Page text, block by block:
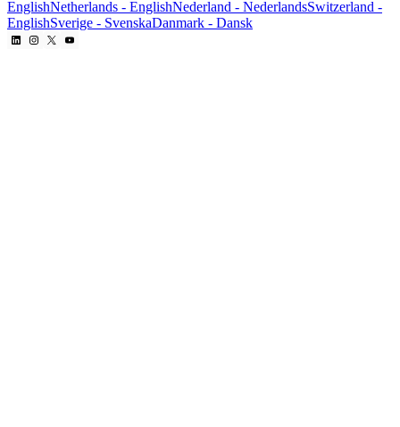
EnglishNetherlands - EnglishNederland - NederlandsSwitzerland -
EnglishSverige - SvenskaDanmark - Dansk